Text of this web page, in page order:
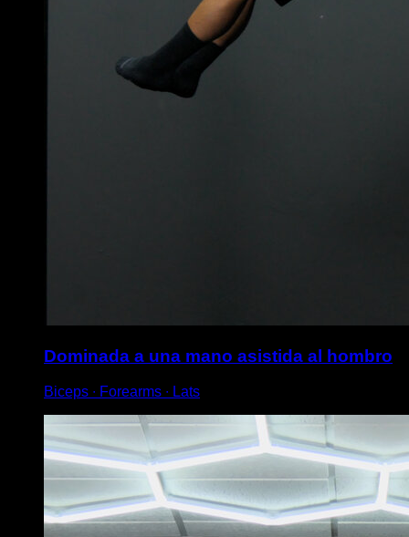
Dominada a una mano asistida al hombro
Biceps ∙ Forearms ∙ Lats